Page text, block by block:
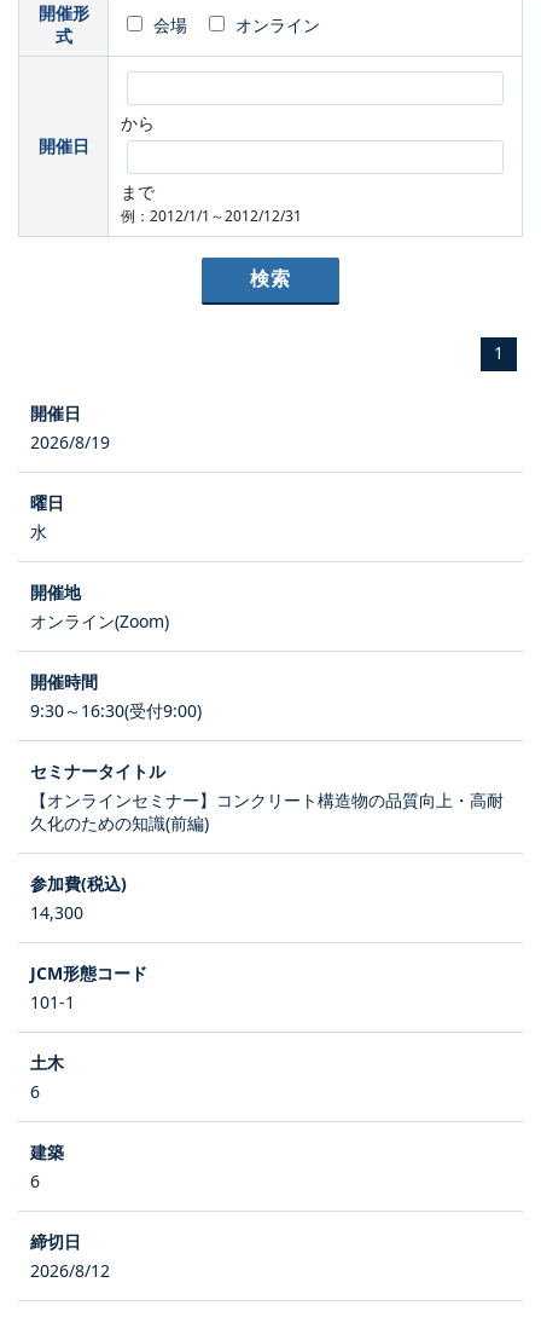
開催形
式
会場 オンライン
開催日
から
まで
例：2012/1/1～2012/12/31
1
2026/8/19
水
オンライン(Zoom)
9:30～16:30(受付9:00)
【オンラインセミナー】コンクリート構造物の品質向上・高耐
久化のための知識(前編)
14,300
101-1
6
6
2026/8/12